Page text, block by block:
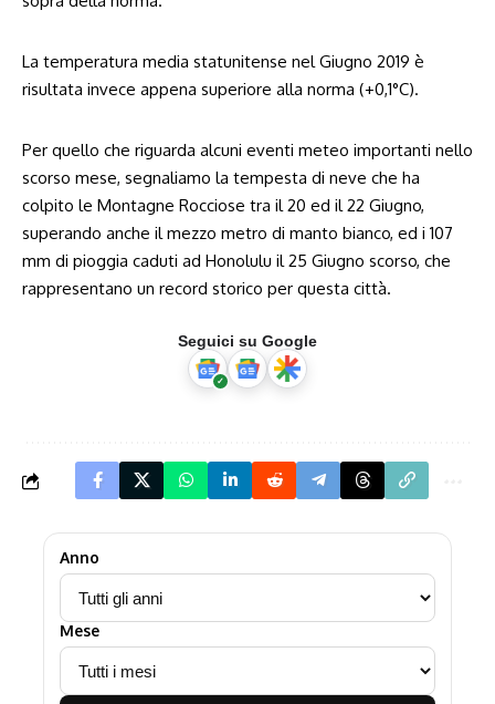
La temperatura media statunitense nel Giugno 2019 è
risultata invece appena superiore alla norma (+0,1°C).
Per quello che riguarda alcuni eventi meteo importanti nello
scorso mese, segnaliamo la tempesta di neve che ha
colpito le Montagne Rocciose tra il 20 ed il 22 Giugno,
superando anche il mezzo metro di manto bianco, ed i 107
mm di pioggia caduti ad Honolulu il 25 Giugno scorso, che
rappresentano un record storico per questa città.
Seguici su Google
Anno
Mese